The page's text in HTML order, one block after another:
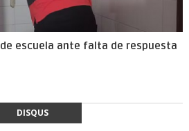
escuela ante falta de respuesta
DISQUS